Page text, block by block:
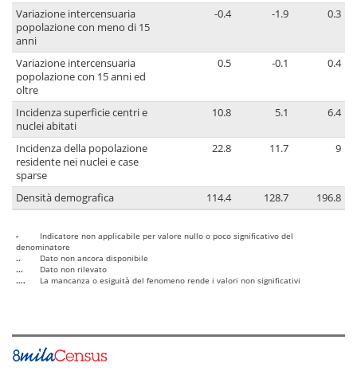
Variazione intercensuaria
popolazione con meno di 15
anni
-0.4 -1.9 0.3
Variazione intercensuaria
popolazione con 15 anni ed
oltre
0.5 -0.1 0.4
Incidenza superficie centri e
nuclei abitati
10.8 5.1 6.4
Incidenza della popolazione
residente nei nuclei e case
sparse
22.8 11.7 9
Densità demografica 114.4 128.7 196.8
-
Indicatore non applicabile per valore nullo o poco significativo del
denominatore
..
Dato non ancora disponibile
...
Dato non rilevato
....
La mancanza o esiguità del fenomeno rende i valori non significativi